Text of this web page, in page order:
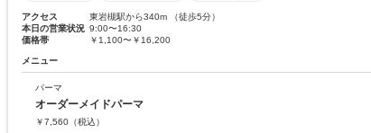
アクセス
東岩槻駅から340m （徒歩5分）
本日の営業状況 9:00〜16:30
価格帯
￥1,100〜￥16,200
メニュー
パーマ
オーダーメイドパーマ
￥7,560 （税込）